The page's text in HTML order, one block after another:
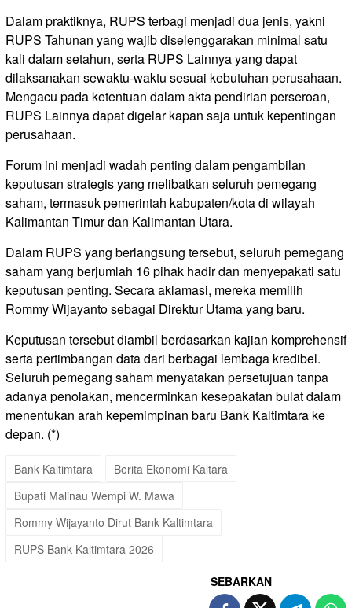
Dalam praktiknya, RUPS terbagi menjadi dua jenis, yakni
RUPS Tahunan yang wajib diselenggarakan minimal satu
kali dalam setahun, serta RUPS Lainnya yang dapat
dilaksanakan sewaktu-waktu sesuai kebutuhan perusahaan.
Mengacu pada ketentuan dalam akta pendirian perseroan,
RUPS Lainnya dapat digelar kapan saja untuk kepentingan
perusahaan.
Forum ini menjadi wadah penting dalam pengambilan
keputusan strategis yang melibatkan seluruh pemegang
saham, termasuk pemerintah kabupaten/kota di wilayah
Kalimantan Timur dan Kalimantan Utara.
Dalam RUPS yang berlangsung tersebut, seluruh pemegang
saham yang berjumlah 16 pihak hadir dan menyepakati satu
keputusan penting. Secara aklamasi, mereka memilih
Rommy Wijayanto sebagai Direktur Utama yang baru.
Keputusan tersebut diambil berdasarkan kajian komprehensif
serta pertimbangan data dari berbagai lembaga kredibel.
Seluruh pemegang saham menyatakan persetujuan tanpa
adanya penolakan, mencerminkan kesepakatan bulat dalam
menentukan arah kepemimpinan baru Bank Kaltimtara ke
depan. (*)
Bank Kaltimtara
Berita Ekonomi Kaltara
Bupati Malinau Wempi W. Mawa
Rommy Wijayanto Dirut Bank Kaltimtara
RUPS Bank Kaltimtara 2026
SEBARKAN